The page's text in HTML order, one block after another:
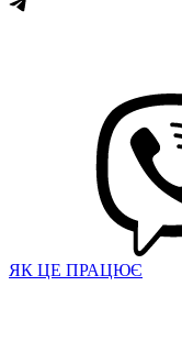
ЯК ЦЕ ПРАЦЮЄ